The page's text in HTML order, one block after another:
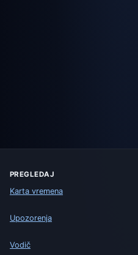
PREGLEDAJ
Karta vremena
Upozorenja
Vodič